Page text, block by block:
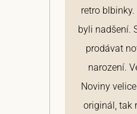
retro
byli nadšení.
prodávat
narození.
Noviny
originál, tak